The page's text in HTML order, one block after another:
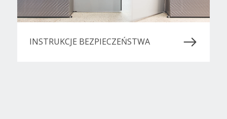
INSTRUKCJE BEZPIECZEŃSTWA